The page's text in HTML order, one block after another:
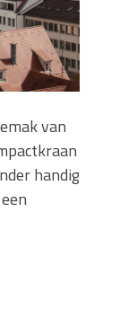
van
handig